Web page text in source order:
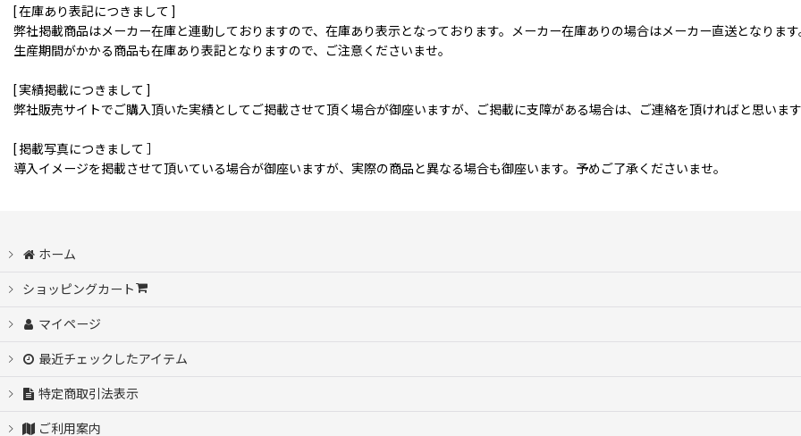
[ 在庫あり表記につきまして ]
弊社掲載商品はメーカー在庫と連動しておりますので、在庫あり表示となっております。メーカー在庫ありの場合はメーカー直送となります
生産期間がかかる商品も在庫あり表記となりますので、ご注意くださいませ。
[ 実績掲載につきまして ]
弊社販売サイトでご購入頂いた実績としてご掲載させて頂く場合が御座いますが、ご掲載に支障がある場合は、ご連絡を頂ければと思いま
[ 掲載写真につきまして ］
導入イメージを掲載させて頂いている場合が御座いますが、実際の商品と異なる場合も御座います。予めご了承くださいませ。
ホーム
ショッピングカート
マイページ
最近チェックしたアイテム
特定商取引法表示
ご利用案内